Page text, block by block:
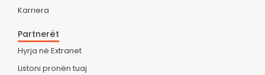
Karriera
Partnerët
Hyrja në Extranet
Listoni pronën tuaj